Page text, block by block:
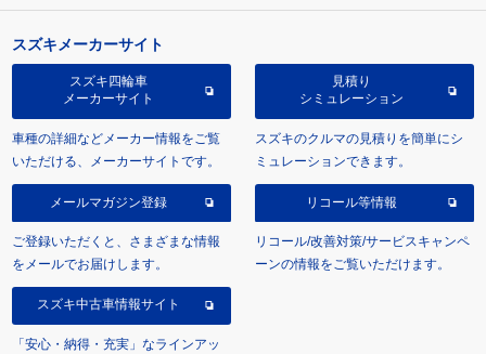
スズキメーカーサイト
スズキ四輪車
メーカーサイト
車種の詳細などメーカー情報をご覧
いただける、メーカーサイトです。
見積り
シミュレーション
スズキのクルマの見積りを簡単にシ
ミュレーションできます。
メールマガジン登録
ご登録いただくと、さまざまな情報
をメールでお届けします。
リコール等情報
リコール/改善対策/サービスキャンペ
ーンの情報をご覧いただけます。
スズキ中古車情報サイト
「安心・納得・充実」なラインアッ